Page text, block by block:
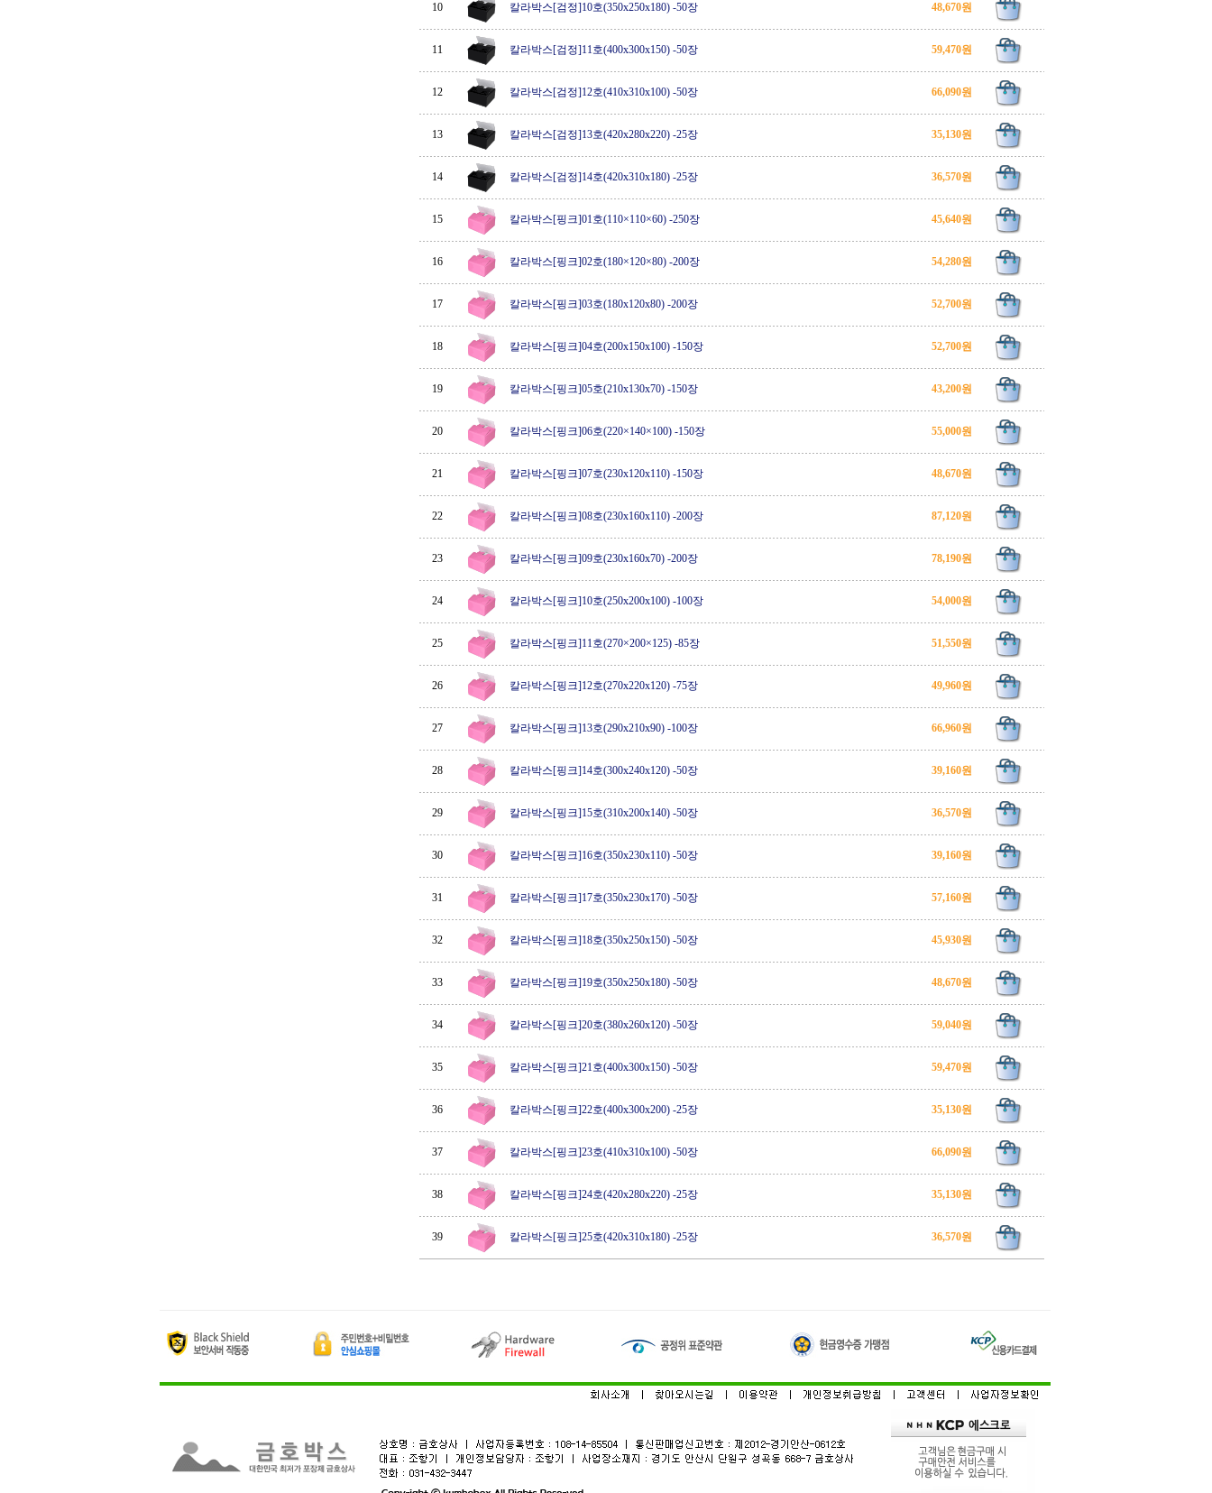
10 칼라박스[검정]10호(350x250x180) -50장 48,670원
11 칼라박스[검정]11호(400x300x150) -50장 59,470원
12 칼라박스[검정]12호(410x310x100) -50장 66,090원
13 칼라박스[검정]13호(420x280x220) -25장 35,130원
14 칼라박스[검정]14호(420x310x180) -25장 36,570원
15 칼라박스[핑크]01호(110×110×60) -250장 45,640원
16 칼라박스[핑크]02호(180×120×80) -200장 54,280원
17 칼라박스[핑크]03호(180x120x80) -200장 52,700원
18 칼라박스[핑크]04호(200x150x100) -150장 52,700원
19 칼라박스[핑크]05호(210x130x70) -150장 43,200원
20 칼라박스[핑크]06호(220×140×100) -150장 55,000원
21 칼라박스[핑크]07호(230x120x110) -150장 48,670원
22 칼라박스[핑크]08호(230x160x110) -200장 87,120원
23 칼라박스[핑크]09호(230x160x70) -200장 78,190원
24 칼라박스[핑크]10호(250x200x100) -100장 54,000원
25 칼라박스[핑크]11호(270×200×125) -85장 51,550원
26 칼라박스[핑크]12호(270x220x120) -75장 49,960원
27 칼라박스[핑크]13호(290x210x90) -100장 66,960원
28 칼라박스[핑크]14호(300x240x120) -50장 39,160원
29 칼라박스[핑크]15호(310x200x140) -50장 36,570원
30 칼라박스[핑크]16호(350x230x110) -50장 39,160원
31 칼라박스[핑크]17호(350x230x170) -50장 57,160원
32 칼라박스[핑크]18호(350x250x150) -50장 45,930원
33 칼라박스[핑크]19호(350x250x180) -50장 48,670원
34 칼라박스[핑크]20호(380x260x120) -50장 59,040원
35 칼라박스[핑크]21호(400x300x150) -50장 59,470원
36 칼라박스[핑크]22호(400x300x200) -25장 35,130원
37 칼라박스[핑크]23호(410x310x100) -50장 66,090원
38 칼라박스[핑크]24호(420x280x220) -25장 35,130원
39 칼라박스[핑크]25호(420x310x180) -25장 36,570원